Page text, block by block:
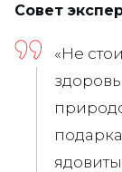
Совет
«Не